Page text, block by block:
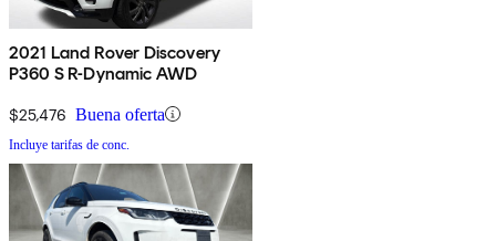
2021 Land Rover Discovery
P360 S R-Dynamic AWD
$25,476 Buena oferta
Incluye tarifas de conc.